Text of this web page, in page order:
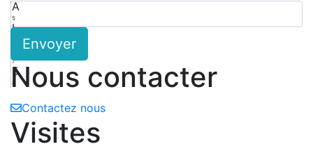
A
5
L
7
5
8
Envoyer
Nous contacter
Contactez nous
Visites